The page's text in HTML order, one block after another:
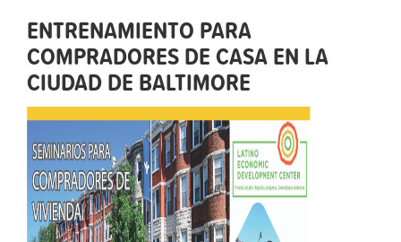
ENTRENAMIENTO PARA
COMPRADORES DE CASA EN LA
CIUDAD DE BALTIMORE